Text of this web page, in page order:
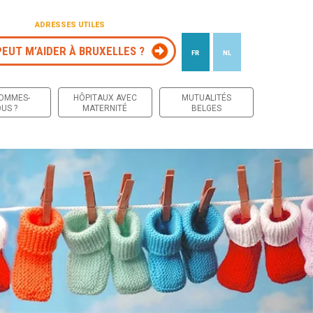
ADRESSES UTILES
M’AIDER À BRUXELLES ? FR NL
?
HÔPITAUX AVEC
MATERNITÉ
MUTUALITÉS
BELGES